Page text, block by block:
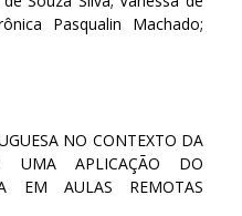
Pasqualin Machado;
NO CONTEXTO DA
UMA APLICAÇÃO DO
EM AULAS REMOTAS